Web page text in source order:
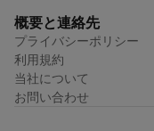
概要と連絡先
プライバシーポリシー
利用規約
当社について
お問い合わせ